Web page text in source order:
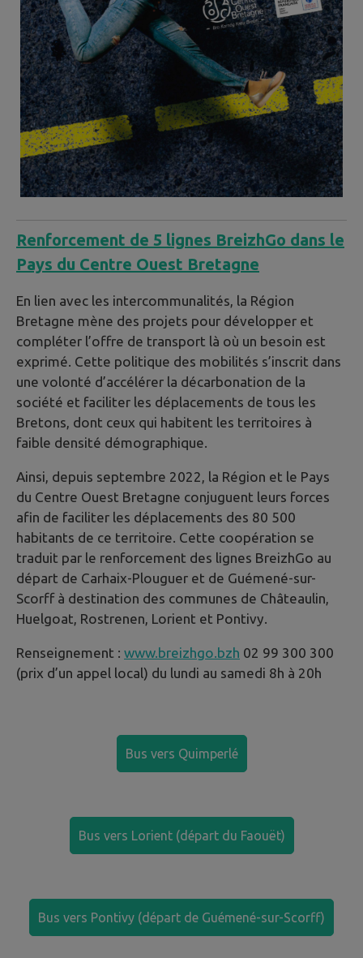
Renforcement de 5 lignes BreizhGo dans le
Pays du Centre Ouest Bretagne
En lien avec les intercommunalités, la Région
Bretagne mène des projets pour développer et
compléter l’offre de transport là où un besoin est
exprimé. Cette politique des mobilités s’inscrit dans
une volonté d’accélérer la décarbonation de la
société et faciliter les déplacements de tous les
Bretons, dont ceux qui habitent les territoires à
faible densité démographique.
Ainsi, depuis septembre 2022, la Région et le Pays
du Centre Ouest Bretagne conjuguent leurs forces
afin de faciliter les déplacements des 80 500
habitants de ce territoire. Cette coopération se
traduit par le renforcement des lignes BreizhGo au
départ de Carhaix-Plouguer et de Guémené-sur-
Scorff à destination des communes de Châteaulin,
Huelgoat, Rostrenen, Lorient et Pontivy.
Renseignement : www.breizhgo.bzh 02 99 300 300
(prix d’un appel local) du lundi au samedi 8h à 20h
Bus vers Quimperlé
Bus vers Lorient (départ du Faouët)
Bus vers Pontivy (départ de Guémené-sur-Scorff)